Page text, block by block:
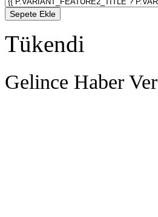
Sepete Ekle
Tükendi
Gelince Haber Ver